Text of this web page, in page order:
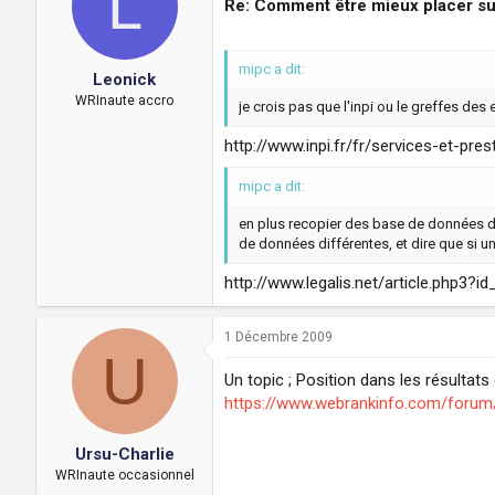
Leonick
WRInaute accro
Re: Comment être mieux placer
mipc a dit:
je crois pas que l'inpi ou le greffes des
http://www.inpi.fr/fr/services-et-
mipc a dit:
en plus recopier des base de données
de données différentes, et dire que si
http://www.legalis.net/
U
Ursu-Charlie
WRInaute occasionnel
1 Décembre 2009
Un topic ; Position dans les
https://www.webrankinfo.com/